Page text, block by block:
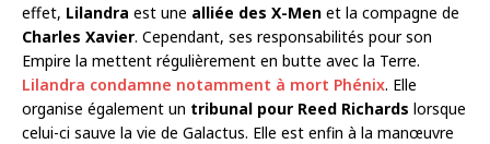
effet, Lilandra est une alliée des X-Men et la compagne de
Charles Xavier. Cependant, ses responsabilités pour son
Empire la mettent régulièrement en butte avec la Terre.
Lilandra condamne notamment à mort Phénix. Elle
organise également un tribunal pour Reed Richards lorsque
celui-ci sauve la vie de Galactus. Elle est enfin à la manœuvre